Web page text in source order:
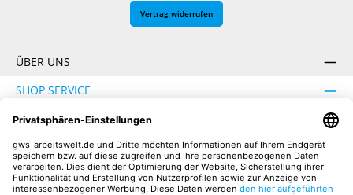
Vertrag widerrufen
ÜBER UNS
SHOP SERVICE
INFORMATION
SICHER EINKAUFEN
UNSERE COMMUNITIES